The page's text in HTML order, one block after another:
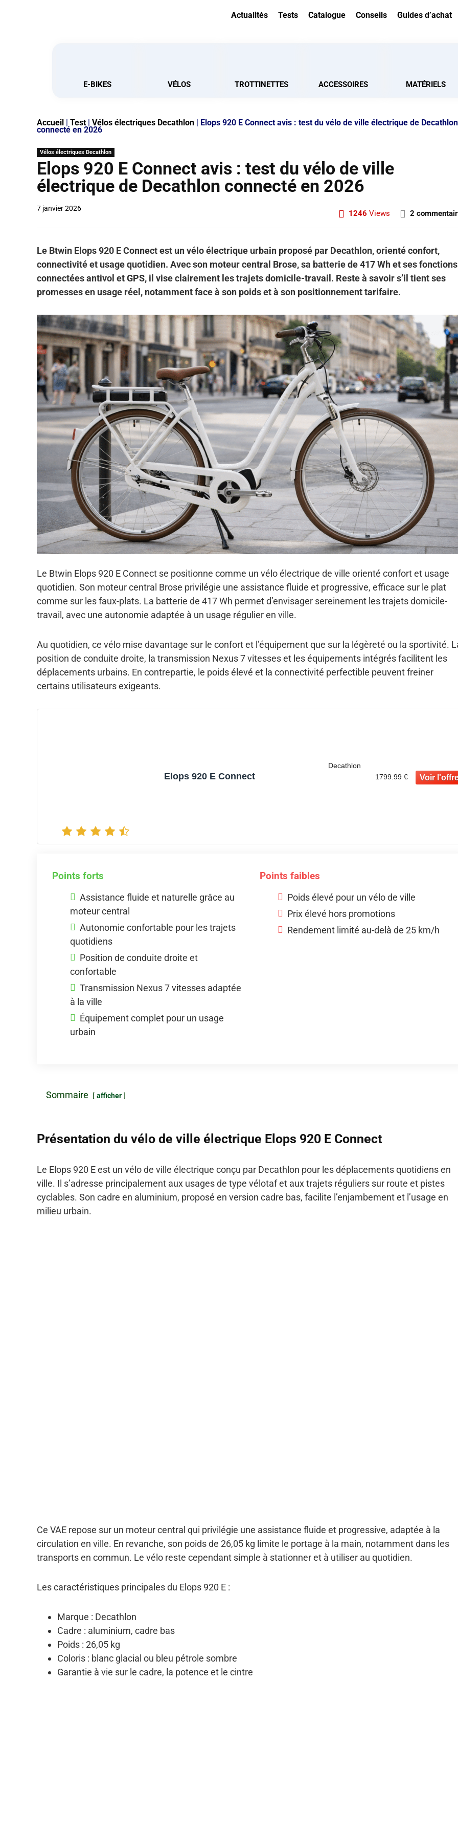
Actualités Tests Catalogue Conseils Guides d’achat
E-BIKES VÉLOS TROTTINETTES ACCESSOIRES MATÉRIELS
Accueil | Test | Vélos électriques Decathlon | Elops 920 E Connect avis : test du vélo de ville électrique de Decathlon
connecté en 2026
Vélos électriques Decathlon
Elops 920 E Connect avis : test du vélo de ville
électrique de Decathlon connecté en 2026
7 janvier 2026
1246 Views 2
Le Btwin Elops 920 E Connect est un vélo électrique urbain proposé par Decathlon, orienté confort,
connectivité et usage quotidien. Avec son moteur central Brose, sa batterie de 417 Wh et ses fonctions
connectées antivol et GPS, il vise clairement les trajets domicile-travail. Reste à savoir s’il tient ses
promesses en usage réel, notamment face à son poids et à son positionnement tarifaire.
Le Btwin Elops 920 E Connect se positionne comme un vélo électrique de ville orienté confort et usage
quotidien. Son moteur central Brose privilégie une assistance fluide et progressive, efficace sur le plat
comme sur les faux-plats. La batterie de 417 Wh permet d’envisager sereinement les trajets domicile-
travail, avec une autonomie adaptée à un usage régulier en ville.
Au quotidien, ce vélo mise davantage sur le confort et l’équipement que sur la légèreté ou la sportivité.
position de conduite droite, la transmission Nexus 7 vitesses et les équipements intégrés facilitent les
déplacements urbains. En contrepartie, le poids élevé et la connectivité perfectible peuvent freiner
certains utilisateurs exigeants.
Elops 920 E Connect
Decathlon
1799.99 €
Points forts
Assistance fluide et naturelle grâce au
moteur central
Autonomie confortable pour les trajets
quotidiens
Position de conduite droite et
confortable
Transmission Nexus 7 vitesses adaptée
à la ville
Équipement complet pour un usage
urbain
Points faibles
Poids élevé pour un vélo de ville
Prix élevé hors promotions
Rendement limité au-delà de 25 km/h
Sommaire afficher
Présentation du vélo de ville électrique Elops 920 E Connect
Le Elops 920 E est un vélo de ville électrique conçu par Decathlon pour les déplacements quotidiens en
ville. Il s’adresse principalement aux usages de type vélotaf et aux trajets réguliers sur route et pistes
cyclables. Son cadre en aluminium, proposé en version cadre bas, facilite l’enjambement et l’usage en
milieu urbain.
Ce VAE repose sur un moteur central qui privilégie une assistance fluide et progressive, adaptée à la
circulation en ville. En revanche, son poids de 26,05 kg limite le portage à la main, notamment dans les
transports en commun. Le vélo reste cependant simple à stationner et à utiliser au quotidien.
Les caractéristiques principales du Elops 920 E :
Marque : Decathlon
Cadre : aluminium, cadre bas
Poids : 26,05 kg
Coloris : blanc glacial ou bleu pétrole sombre
Garantie à vie sur le cadre, la potence et le cintre